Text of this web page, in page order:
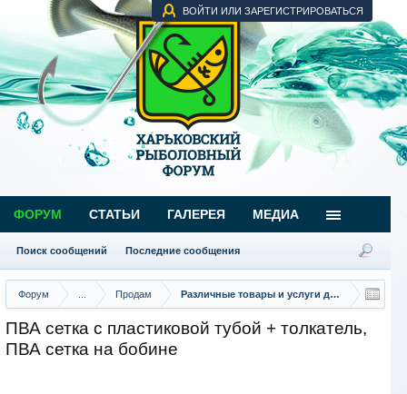
ВОЙТИ ИЛИ ЗАРЕГИСТРИРОВАТЬСЯ
Форум Продам Различные товары и услуги для рыбаков
ПВА сетка с пластиковой тубой + толкатель,
ПВА сетка на бобине
ФОРУМ
Поиск сообщений Последние сообщения
СТАТЬИ ГАЛЕРЕЯ МЕДИА